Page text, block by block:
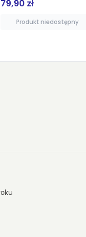
79,90 zł
Produkt niedostępny